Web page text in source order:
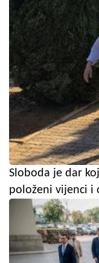
Sloboda je dar
položeni vijenci i